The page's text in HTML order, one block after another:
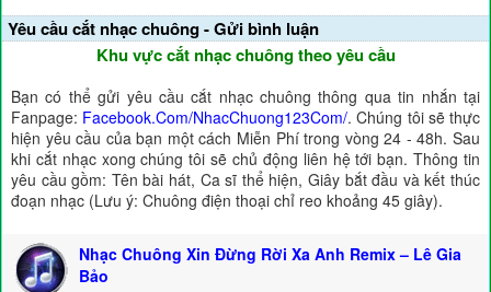
Yêu cầu cắt nhạc chuông - Gửi bình luận
Khu vực cắt nhạc chuông theo yêu cầu
Bạn có thể gửi yêu cầu cắt nhạc chuông thông qua tin nhắn tại
Fanpage: Facebook.Com/NhacChuong123Com/. Chúng tôi sẽ thực
hiện yêu cầu của bạn một cách Miễn Phí trong vòng 24 - 48h. Sau
khi cắt nhạc xong chúng tôi sẽ chủ động liên hệ tới bạn. Thông tin
yêu cầu gồm: Tên bài hát, Ca sĩ thể hiện, Giây bắt đầu và kết thúc
đoạn nhạc (Lưu ý: Chuông điện thoại chỉ reo khoảng 45 giây).
Nhạc Chuông Xin Đừng Rời Xa Anh Remix – Lê Gia
Bảo